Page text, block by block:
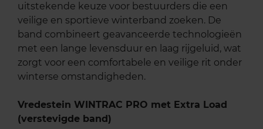
uitstekende keuze voor bestuurders die een
veilige en sportieve winterband zoeken. De
band combineert geavanceerde technologieën
met een lange levensduur en laag rijgeluid, wat
zorgt voor een comfortabele en veilige rit onder
winterse omstandigheden.
Vredestein WINTRAC PRO met Extra Load
(verstevigde band)